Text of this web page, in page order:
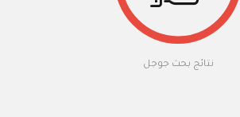
نتائج بحث جوجل